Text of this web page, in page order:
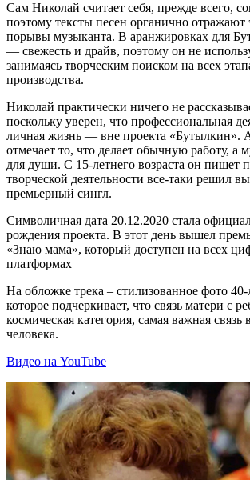
Сам Николай считает себя, прежде всего,
поэтому тексты песен органично
порывы музыканта. В аранжировках для
— свежесть и драйв, поэтому он не
занимаясь творческим поиском на всех
производства.
Николай практически ничего не
поскольку уверен, что профессиональная
личная жизнь — вне проекта «Бутылкин».
отмечает то, что делает обычную работу, а
для души. С 15-летнего возраста он пишет
творческой деятельности все-таки решил
премьерный сингл.
Символичная дата 20.12.2020 стала
рождения проекта. В этот день вышел
«Знаю мама», который доступен на всех
платформах
На обложке трека – стилизованное фото 40-
которое подчеркивает, что связь матери с
космическая категория, самая важная
человека.
Видео на YouTube